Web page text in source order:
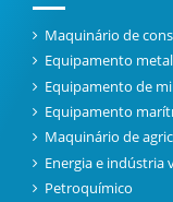
Maquinário de
Equipamento
Equipamento de
Equipamento
Maquinário de
Energia e indústria
Petroquímico